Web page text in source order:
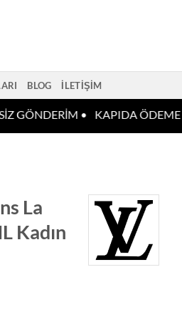
BLOG İLETIŞIM
GÖNDERİM • KAPIDA ÖDEME
La
Kadın